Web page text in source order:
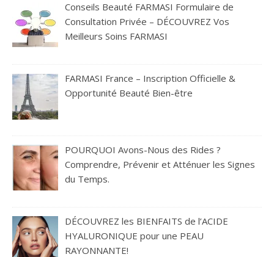
Conseils Beauté FARMASI Formulaire de
Consultation Privée – DÉCOUVREZ Vos
Meilleurs Soins FARMASI
FARMASI France – Inscription Officielle &
Opportunité Beauté Bien-être
POURQUOI Avons-Nous des Rides ?
Comprendre, Prévenir et Atténuer les Signes
du Temps.
DÉCOUVREZ les BIENFAITS de l’ACIDE
HYALURONIQUE pour une PEAU
RAYONNANTE!